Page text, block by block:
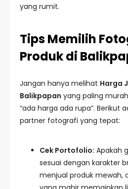
yang rumit.
Tips Memilih
Produk di
Jangan hanya melihat Harga
Balikpapan yang paling
“ada harga ada rupa”. Berikut
partner fotografi yang tepat:
Cek Portofolio: Apakah
sesuai dengan karakter
menjual produk mewah,